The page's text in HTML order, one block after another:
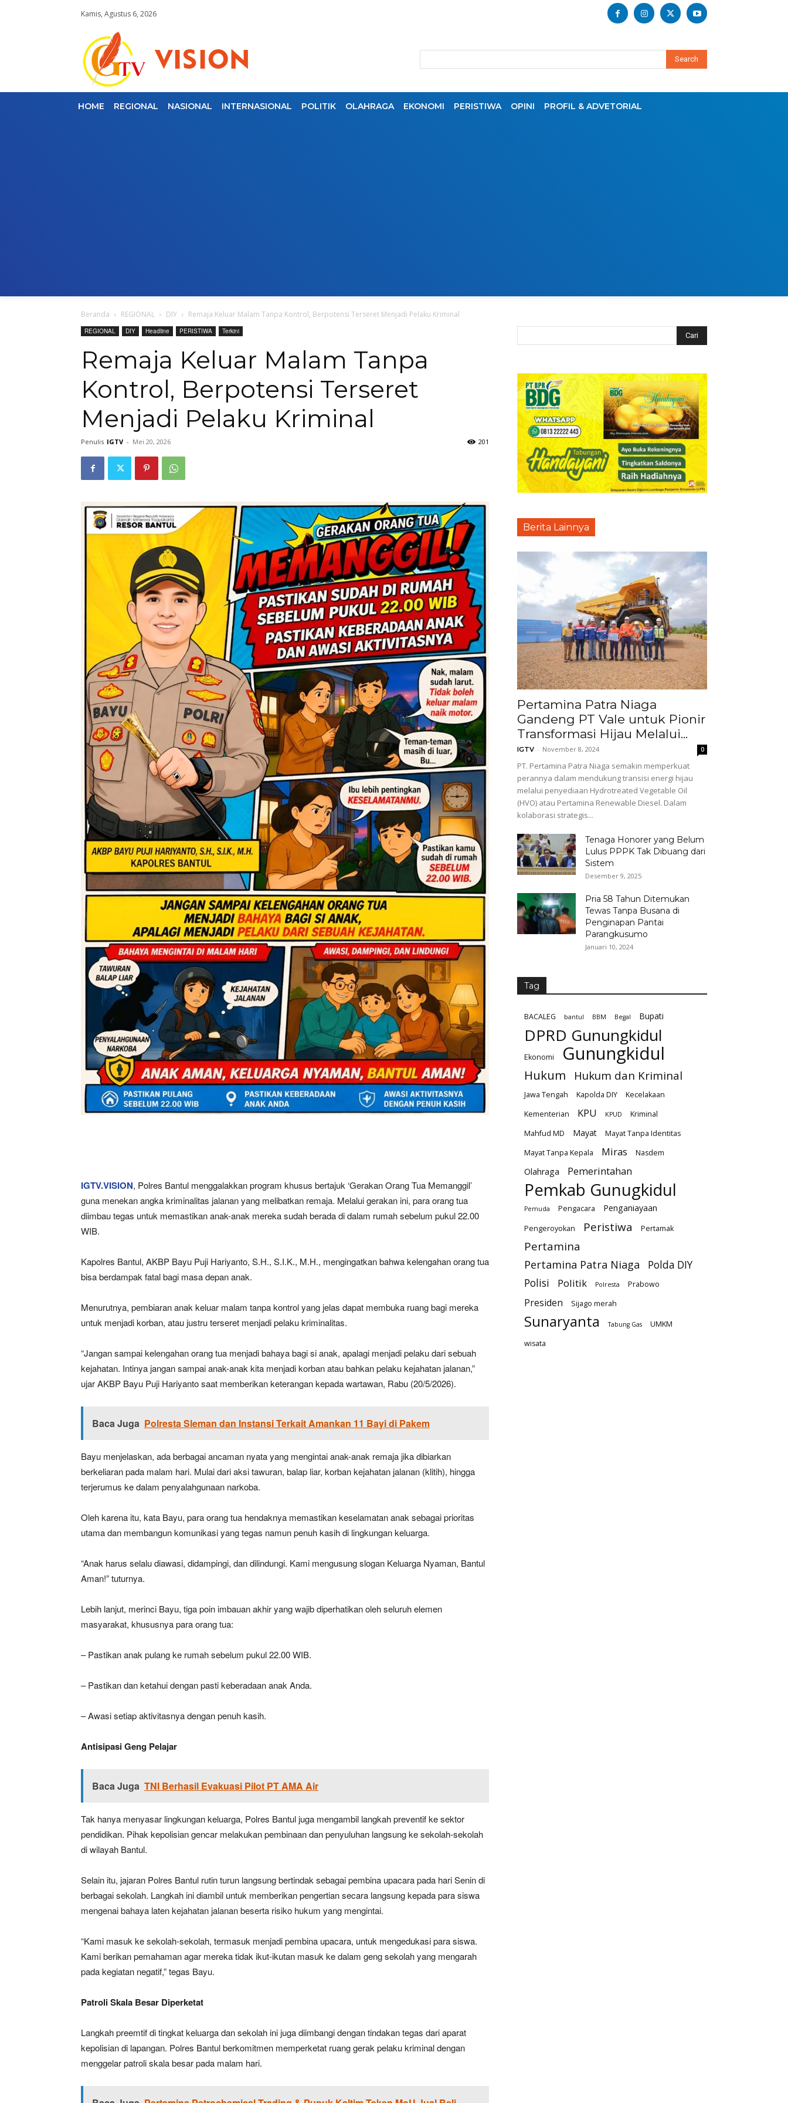
Kamis, Agustus 6, 2026
Search
HOME REGIONAL NASIONAL INTERNASIONAL POLITIK OLAHRAGA EKONOMI PERISTIWA OPINI PROFIL & ADVETORIAL
Beranda REGIONAL DIY Remaja Keluar Malam Tanpa Kontrol, Berpotensi Terseret Menjadi Pelaku Kriminal
REGIONAL DIY Headline PERISTIWA Terkini
Remaja Keluar Malam Tanpa
Kontrol, Berpotensi Terseret
Menjadi Pelaku Kriminal
Penulis IGTV - Mei 20, 2026 201
IGTV.VISION, Polres Bantul menggalakkan program khusus bertajuk ‘Gerakan Orang Tua Memanggil’
guna menekan angka kriminalitas jalanan yang melibatkan remaja. Melalui gerakan ini, para orang tua
diimbau tegas untuk memastikan anak-anak mereka sudah berada di dalam rumah sebelum pukul 22.00
WIB.
Kapolres Bantul, AKBP Bayu Puji Hariyanto, S.H., S.I.K., M.H., mengingatkan bahwa kelengahan orang tua
bisa berdampak fatal bagi masa depan anak.
Menurutnya, pembiaran anak keluar malam tanpa kontrol yang jelas dapat membuka ruang bagi mereka
untuk menjadi korban, atau justru terseret menjadi pelaku kriminalitas.
“Jangan sampai kelengahan orang tua menjadi bahaya bagi si anak, apalagi menjadi pelaku dari sebuah
kejahatan. Intinya jangan sampai anak-anak kita menjadi korban atau bahkan pelaku kejahatan jalanan,”
ujar AKBP Bayu Puji Hariyanto saat memberikan keterangan kepada wartawan, Rabu (20/5/2026).
Baca Juga Polresta Sleman dan Instansi Terkait Amankan 11 Bayi di Pakem
Bayu menjelaskan, ada berbagai ancaman nyata yang mengintai anak-anak remaja jika dibiarkan
berkeliaran pada malam hari. Mulai dari aksi tawuran, balap liar, korban kejahatan jalanan (klitih), hingga
terjerumus ke dalam penyalahgunaan narkoba.
Oleh karena itu, kata Bayu, para orang tua hendaknya memastikan keselamatan anak sebagai prioritas
utama dan membangun komunikasi yang tegas namun penuh kasih di lingkungan keluarga.
“Anak harus selalu diawasi, didampingi, dan dilindungi. Kami mengusung slogan Keluarga Nyaman, Bantul
Aman!” tuturnya.
Lebih lanjut, merinci Bayu, tiga poin imbauan akhir yang wajib diperhatikan oleh seluruh elemen
masyarakat, khususnya para orang tua:
– Pastikan anak pulang ke rumah sebelum pukul 22.00 WIB.
– Pastikan dan ketahui dengan pasti keberadaan anak Anda.
– Awasi setiap aktivitasnya dengan penuh kasih.
Antisipasi Geng Pelajar
Baca Juga TNI Berhasil Evakuasi Pilot PT AMA Air
Tak hanya menyasar lingkungan keluarga, Polres Bantul juga mengambil langkah preventif ke sektor
pendidikan. Pihak kepolisian gencar melakukan pembinaan dan penyuluhan langsung ke sekolah-sekolah
di wilayah Bantul.
Selain itu, jajaran Polres Bantul rutin turun langsung bertindak sebagai pembina upacara pada hari Senin di
berbagai sekolah. Langkah ini diambil untuk memberikan pengertian secara langsung kepada para siswa
mengenai bahaya laten kejahatan jalanan beserta risiko hukum yang mengintai.
“Kami masuk ke sekolah-sekolah, termasuk menjadi pembina upacara, untuk mengedukasi para siswa.
Kami berikan pemahaman agar mereka tidak ikut-ikutan masuk ke dalam geng sekolah yang mengarah
pada kegiatan negatif,” tegas Bayu.
Patroli Skala Besar Diperketat
Langkah preemtif di tingkat keluarga dan sekolah ini juga diimbangi dengan tindakan tegas dari aparat
kepolisian di lapangan. Polres Bantul berkomitmen memperketat ruang gerak pelaku kriminal dengan
menggelar patroli skala besar pada malam hari.
Berita Lainnya
Pertamina Patra Niaga
Gandeng PT Vale untuk Pionir
Transformasi Hijau Melalui...
IGTV - November 8, 2024 0
PT. Pertamina Patra Niaga semakin memperkuat
perannya dalam mendukung transisi energi hijau
melalui penyediaan Hydrotreated Vegetable Oil
(HVO) atau Pertamina Renewable Diesel. Dalam
kolaborasi strategis...
Tenaga Honorer yang Belum
Lulus PPPK Tak Dibuang dari
Sistem
Desember 9, 2025
Pria 58 Tahun Ditemukan
Tewas Tanpa Busana di
Penginapan Pantai
Parangkusumo
Januari 10, 2024
Tag
BACALEG bantul BBM Begal Bupati
DPRD Gunungkidul
Ekonomi Gunungkidul
Hukum Hukum dan Kriminal
Jawa Tengah Kapolda DIY
Kecelakaan
Kementerian
KPU KPUD
Kriminal
Mahfud MD
Mayat
Mayat Tanpa Identitas
Mayat Tanpa Kepala
Miras Nasdem
Olahraga Pemerintahan
Pemkab Gunugkidul
Pemuda Pengacara Penganiayaan
Pengeroyokan Peristiwa Pertamak
Pertamina
Pertamina Patra Niaga
Polda DIY
Polisi
Politik Polresta Prabowo
Presiden Sijago merah
Sunaryanta Tabung Gas
UMKM
wisata